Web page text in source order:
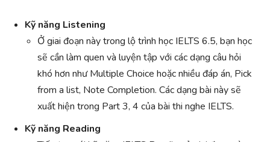
Kỹ năng Listening
Ở giai đoạn này trong lộ trình học IELTS 6.5, bạn học
sẽ cần làm quen và luyện tập với các dạng câu hỏi
khó hơn như Multiple Choice hoặc nhiều đáp án, Pick
from a list, Note Completion. Các dạng bài này sẽ
xuất hiện trong Part 3, 4 của bài thi nghe IELTS.
Kỹ năng Reading